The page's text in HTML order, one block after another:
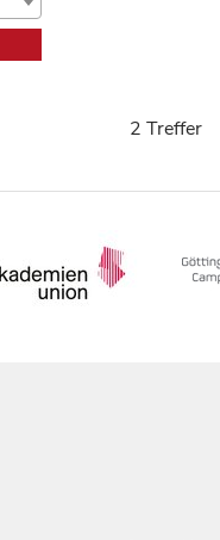
2 Treffer